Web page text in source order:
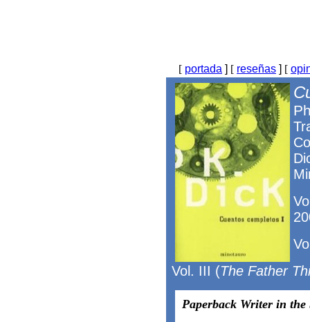
[ portada ] [ reseñas ] [
Vol. III (The Father
Paperback Writer in